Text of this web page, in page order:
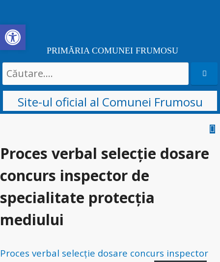
PRIMĂRIA COMUNEI FRUMOSU
Search
for:
Site-ul oficial al Comunei Frumosu
conținut
Proces verbal selecție dosare
concurs inspector de
specialitate protecția
mediului
Proces verbal selecție dosare concurs inspector
Deschide bara de unelte